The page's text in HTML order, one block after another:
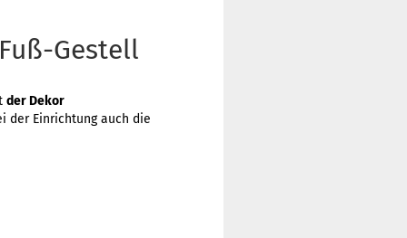
Gestell
der Dekor
der Einrichtung auch die